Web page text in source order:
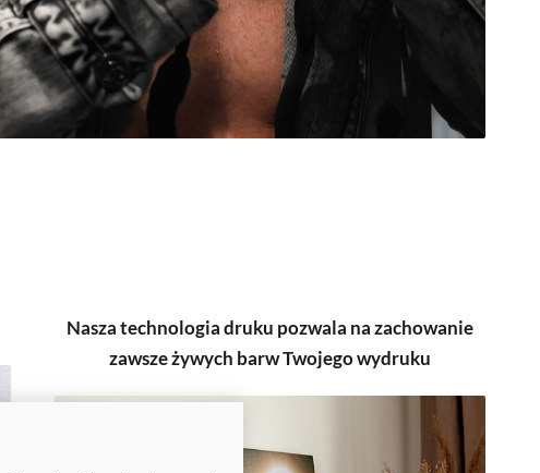
Nasza technologia druku pozwala na zachowanie
zawsze żywych barw Twojego wydruku